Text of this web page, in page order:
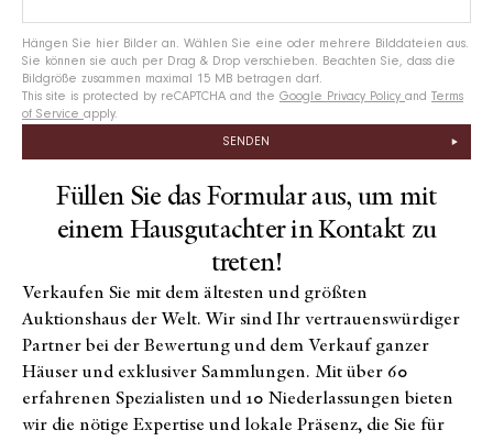
Füllen Sie das Formular aus, um mit
einem Hausgutachter in Kontakt zu
treten!
Verkaufen Sie mit dem ältesten und größten
Auktionshaus der Welt. Wir sind Ihr vertrauenswürdiger
Partner bei der Bewertung und dem Verkauf ganzer
Häuser und exklusiver Sammlungen. Mit über 60
erfahrenen Spezialisten und 10 Niederlassungen bieten
wir die nötige Expertise und lokale Präsenz, die Sie für
Hängen Sie hier Bilder an. Wählen Sie eine oder mehrere Bilddateien aus.
Sie können sie auch per Drag & Drop verschieben. Beachten Sie, dass die
Bildgröße zusammen maximal 15 MB betragen darf.
This site is protected by reCAPTCHA and the Google Privacy Policy and Terms
of Service apply.
SENDEN